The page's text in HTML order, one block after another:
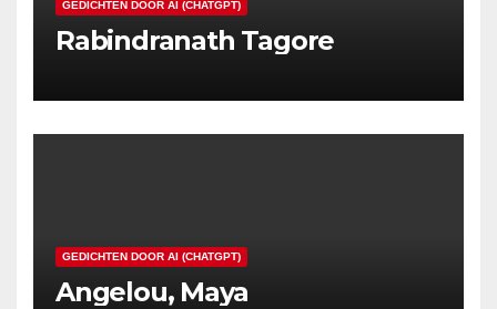
GEDICHTEN DOOR AI (CHATGPT)
Rabindranath Tagore
GEDICHTEN DOOR AI (CHATGPT)
Angelou, Maya